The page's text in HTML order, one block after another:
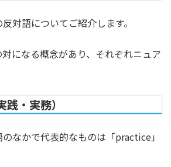
対語についてご紹介します。
対になる概念があり、それぞれニュア
・実務）
なかで代表的なものは「practice」